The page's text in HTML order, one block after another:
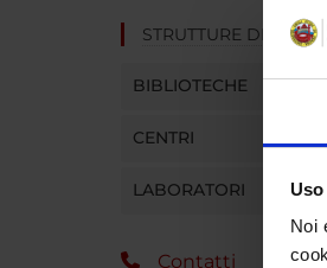
Noi
STRUTTURE DEL
BIBLIOTECHE
CENTRI
LABORATORI
Contatti